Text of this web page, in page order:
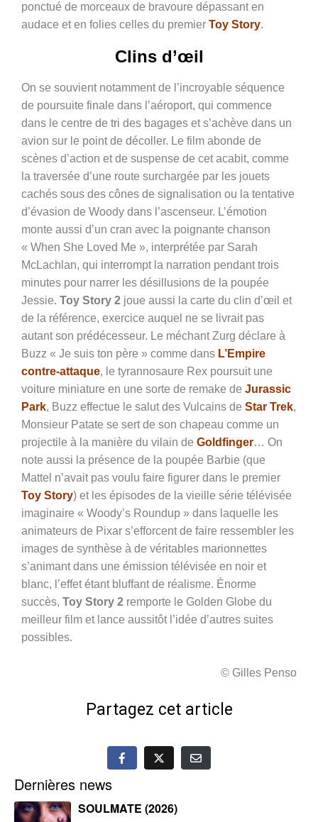
ponctué de morceaux de bravoure dépassant en
audace et en folies celles du premier Toy Story.
Clins d’œil
On se souvient notamment de l’incroyable séquence
de poursuite finale dans l’aéroport, qui commence
dans le centre de tri des bagages et s’achève dans un
avion sur le point de décoller. Le film abonde de
scènes d’action et de suspense de cet acabit, comme
la traversée d’une route surchargée par les jouets
cachés sous des cônes de signalisation ou la tentative
d’évasion de Woody dans l’ascenseur. L’émotion
monte aussi d’un cran avec la poignante chanson
« When She Loved Me », interprétée par Sarah
McLachlan, qui interrompt la narration pendant trois
minutes pour narrer les désillusions de la poupée
Jessie. Toy Story 2 joue aussi la carte du clin d’œil et
de la référence, exercice auquel ne se livrait pas
autant son prédécesseur. Le méchant Zurg déclare à
Buzz « Je suis ton père » comme dans L’Empire
contre-attaque, le tyrannosaure Rex poursuit une
voiture miniature en une sorte de remake de Jurassic
Park, Buzz effectue le salut des Vulcains de Star Trek,
Monsieur Patate se sert de son chapeau comme un
projectile à la manière du vilain de Goldfinger… On
note aussi la présence de la poupée Barbie (que
Mattel n’avait pas voulu faire figurer dans le premier
Toy Story) et les épisodes de la vieille série télévisée
imaginaire « Woody’s Roundup » dans laquelle les
animateurs de Pixar s’efforcent de faire ressembler les
images de synthèse à de véritables marionnettes
s’animant dans une émission télévisée en noir et
blanc, l’effet étant bluffant de réalisme. Énorme
succès, Toy Story 2 remporte le Golden Globe du
meilleur film et lance aussitôt l’idée d’autres suites
possibles.
© Gilles Penso
Partagez cet article
Dernières news
SOULMATE (2026)